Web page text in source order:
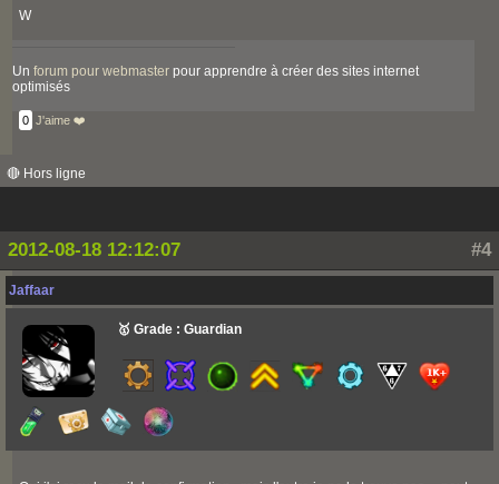
W
Un forum pour webmaster pour apprendre à créer des sites internet
optimisés
0 J'aime ❤️
🔴 Hors ligne
#4
2012-08-18 12:12:07
Jaffaar
🥇 Grade : Guardian